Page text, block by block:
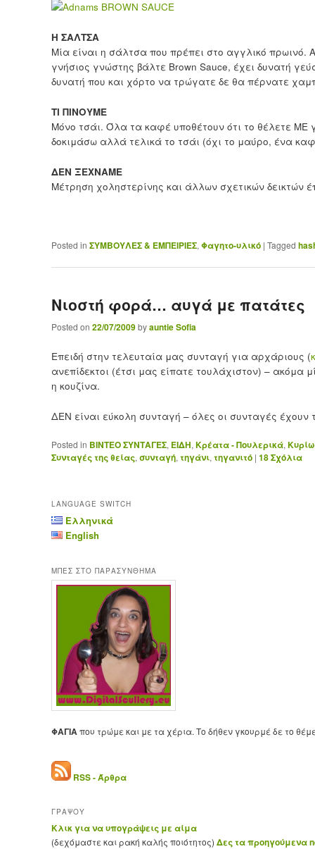
Η ΣΑΛΤΣΑ
Μία είναι η σάλτσα που πρέπει στο αγγλικό
γνήσιος γνώστης βάλτε Brown Sauce, έχει δυνατή
δυνατή που και χόρτο να τρώγατε δε θα πέρνατε
ΤΙ ΠΙΝΟΥΜΕ
Μόνο τσάι. Όλα τα καφέ υποθέτουν ότι το θέλετε
δοκιμάσω αλλά τελικά το τσάι (όχι το μαύρο, ένα
ΔΕΝ ΞΕΧΝΑΜΕ
Μέτρηση χοληστερίνης και άλλων σχετικών δεικτών
Posted in ΣΥΜΒΟΥΛΕΣ & ΕΜΠΕΙΡΙΕΣ,Φαγητο-υλικό | Tagged
Νιοστή φορά… αυγά με πατάτες
Posted on 22/07/2009byauntie Sofia
Επειδή στην τελευταία μας συνταγή για αρχάριους (
ανεπίδεκτοι (έτσι μας είπατε τουλάχιστον) –
η κουζίνα.
ΔΕΝ είναι εύκολη συνταγή – όλες οι συνταγές έχουν
Posted in ΒΙΝΤΕΟ ΣΥΝΤΑΓΕΣ, ΕΙΔΗ,Κρέατα - Πουλερικά,
Συνταγές της θείας,συνταγή,τηγάνι,τηγανιτό | 18Σχόλια
LANGUAGE SWITCH
Ελληνικά
English
ΜΠΕΣ ΣΤΟ ΠΑΡΑΣΥΝΘΗΜΑ
ΦΑΓΙΑπου τρώμε και με τα χέρια. Το δήθεν γκουρμέ δε το
RSS - Άρθρα
ΓΡΑΨΟΥ
Κλικ για να υπογράψεις με αίμα
(δεχόμαστε και ρακή καλής ποιότητος) Δες τα προηγούμενα